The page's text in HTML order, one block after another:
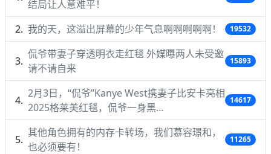
结局让人意难平！
我的天，这溢出屏幕的少年气息啊啊啊啊啊！ 19532
侃爷带妻子穿透明衣走红毯 外媒曝两人未受邀
请不请自来
15893
2月3日，“侃爷”Kanye West携妻子比安卡亮相
2025格莱美红毯，侃爷一身黑…
14617
其他角色拥有的内存卡转场，我们慕容璟和，
也必须要有！
11265